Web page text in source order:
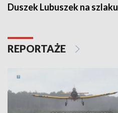
Duszek Lubuszek na szlaku
REPORTAŻE